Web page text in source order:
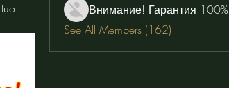
Внимание! Гарантия 100%
See All Members (162)